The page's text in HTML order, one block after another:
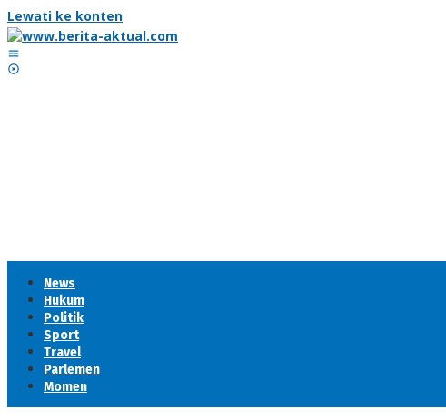
Lewati ke konten
News
Hukum
Politik
Sport
Travel
Parlemen
Momen